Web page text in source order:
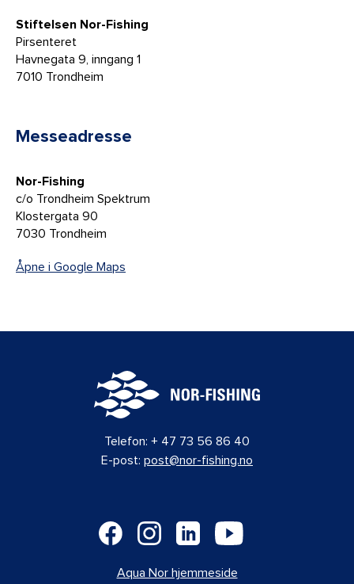
Stiftelsen Nor-Fishing
Pirsenteret
Havnegata 9, inngang 1
7010 Trondheim
Messeadresse
Nor-Fishing
c/o Trondheim Spektrum
Klostergata 90
7030 Trondheim
Åpne i Google Maps
Telefon: + 47 73 56 86 40
E-post: post@nor-fishing.no
Aqua Nor hjemmeside